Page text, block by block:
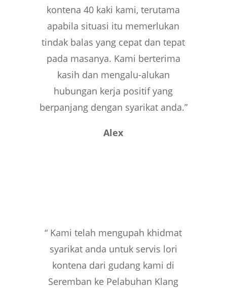
kontena 40 kaki kami, terutama
apabila situasi itu memerlukan
tindak balas yang cepat dan tepat
pada masanya. Kami berterima
kasih dan mengalu-alukan
hubungan kerja positif yang
berpanjang dengan syarikat anda.”
Alex
“ Kami telah mengupah khidmat
syarikat anda untuk servis lori
kontena dari gudang kami di
Seremban ke Pelabuhan Klang